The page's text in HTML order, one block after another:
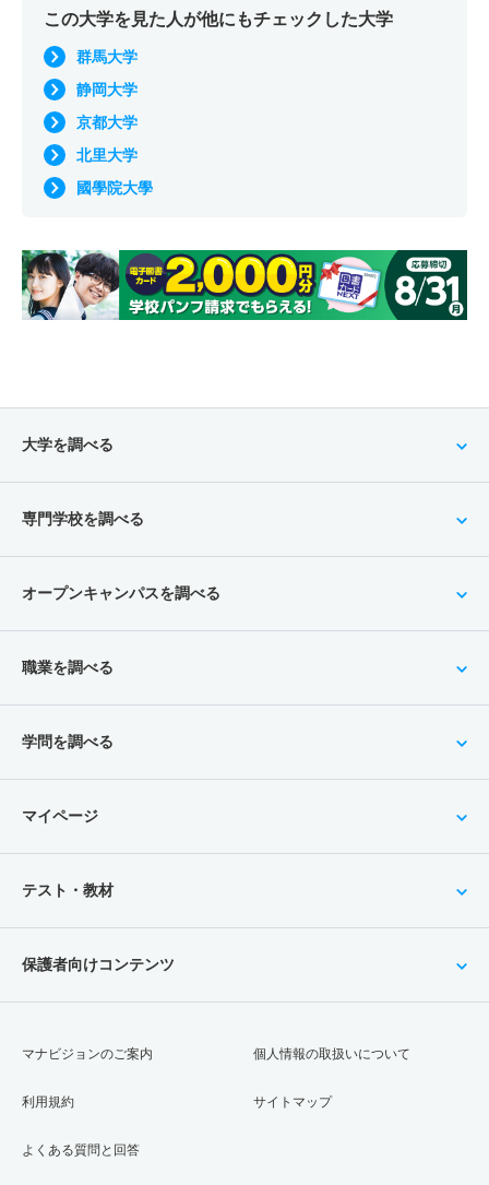
この大学を見た人が他にもチェックした大学
群馬大学
静岡大学
京都大学
北里大学
國學院大學
大学を調べる
専門学校を調べる
オープンキャンパスを調べる
職業を調べる
学問を調べる
マイページ
テスト・教材
保護者向けコンテンツ
マナビジョンのご案内
利用規約
よくある質問と回答
個人情報の取扱いについて
サイトマップ